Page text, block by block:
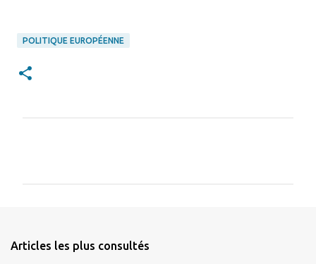
POLITIQUE EUROPÉENNE
n
Articles les plus consultés